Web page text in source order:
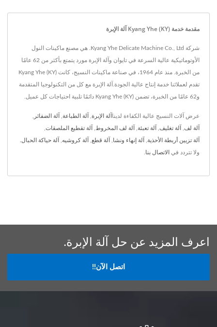
مقدمة خدمة Kyang Yhe (KY) آلة الإبرة
شركة Kyang Yhe Delicate Machine Co., Ltd. هي مصنع ماكينات النول
الأوتوماتيكية عالية السرعة في تايوان وآلة الإبرة مورد يتمتع بأكثر من 62 عامًا
من الخبرة. منذ عام 1964، في صناعة ماكينات النسيج، كانت Kyang Yhe (KY)
تقدم لعملائنا خدمة إنتاج عالية الجودة.آلة الإبرة مع كل من التكنولوجيا المتقدمة
و62 عامًا من الخبرة، تضمن Kyang Yhe (KY) دائمًا تلبية احتياجات كل عميل.
عرض آلات النسيج عالية الكفاءة لدينا آلة الإبرة آلة الطباعة آلة الضفائر
آلة لف آلة تغليف آلة تعبئة آلة لف المخروط آلة تقطيع الملصقات
آلة تزيين أربطة الأحذية آلة إنهاء ونشا آلة قطع آلة كروشيه آلة حياكة الحبال.
ولا تتردد في الاتصال بنا
اعرف المزيد عن حل آلة الإبرة.
اتصل الآن!!